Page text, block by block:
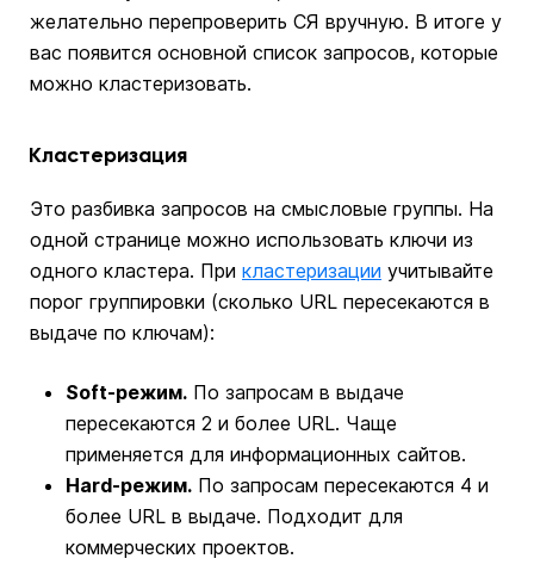
желательно перепроверить СЯ вручную. В итоге у
вас появится основной список запросов, которые
можно кластеризовать.
Кластеризация
Это разбивка запросов на смысловые группы. На
одной странице можно использовать ключи из
одного кластера. При кластеризации учитывайте
порог группировки (сколько URL пересекаются в
выдаче по ключам):
Soft-режим. По запросам в выдаче
пересекаются 2 и более URL. Чаще
применяется для информационных сайтов.
Hard-режим. По запросам пересекаются 4 и
более URL в выдаче. Подходит для
коммерческих проектов.